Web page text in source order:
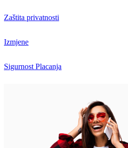
Zaštita privatnosti
Izmjene
Sigurnost Placanja